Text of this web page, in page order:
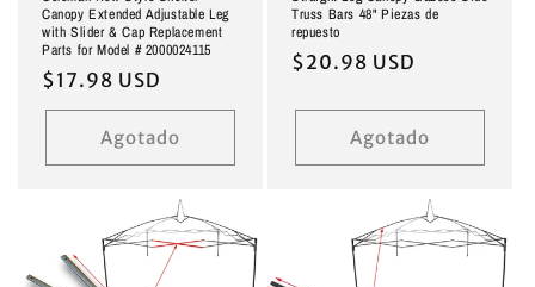
Canopy Extended Adjustable Leg
with Slider & Cap Replacement
Parts for Model # 2000024115
Precio
habitual
$17.98 USD
Agotado
Truss Bars 48" Piezas de
repuesto
Precio
$20.98 USD
Agotado